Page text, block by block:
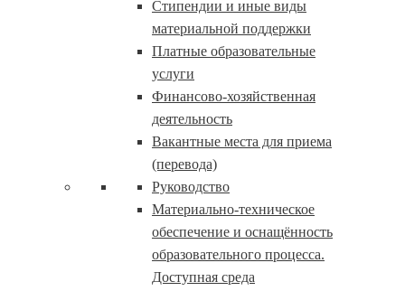
Стипендии и иные виды
материальной поддержки
Платные образовательные
услуги
Финансово-хозяйственная
деятельность
Вакантные места для приема
(перевода)
Руководство
Материально-техническое
обеспечение и оснащённость
образовательного процесса.
Доступная среда